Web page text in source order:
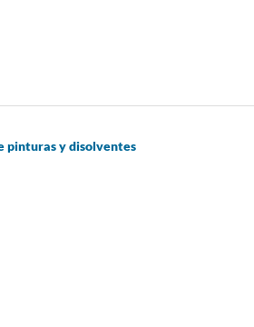
pinturas y disolventes